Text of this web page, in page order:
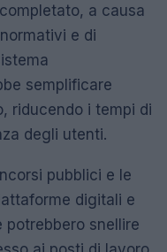
a causa
e di
semplificare
riducendo i tempi di
degli utenti.
pubblici e le
digitali e
potrebbero snellire